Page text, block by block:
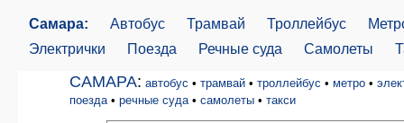
Самара: Автобус Трамвай Троллейбус
Электрички
Поезда Речные суда Самолеты
САМАРА: автобус • трамвай • троллейбус • метро •
поезда • речные суда • самолеты • такси